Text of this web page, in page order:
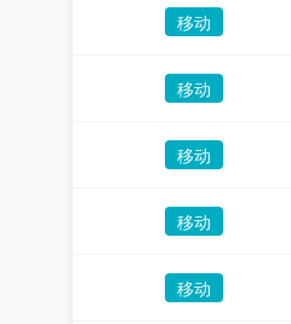
移动
移动
移动
移动
移动